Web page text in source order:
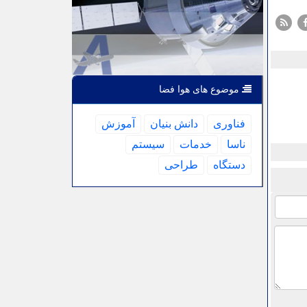
موضوع های هوا فضا
فناوری دانش بنیان
آموزش
ناسا
خدمات
سیستم
دستگاه
طراحی